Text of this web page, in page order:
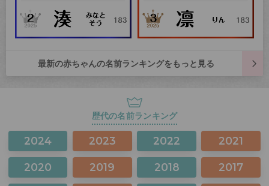
最新の赤ちゃんの名前ランキングをもっと見る
歴代の名前ランキング
2024 2023 2022 2021
2020 2019 2018 2017